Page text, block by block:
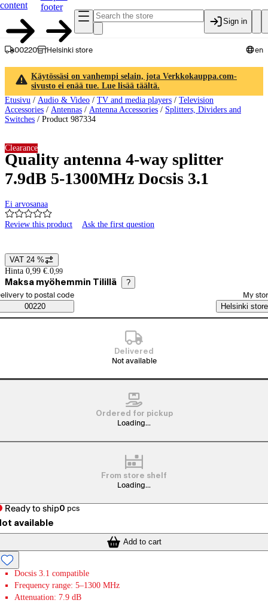
content
footer
Sign in
00220 Helsinki store en
Käytössäsi on vanhempi selain, jota Verkkokauppa.com-
sivusto ei enää tue. Lue lisää täältä.
Etusivu / Audio & Video / TV and media players / Television
Accessories / Antennas / Antenna Accessories / Splitters, Dividers and
Switches / Product 987334
Quality antenna 4-way splitter
7.9dB 5-1300MHz Docsis 3.1
Ei arvosanaa
Review this product Ask the first question
Clearance
Price details
VAT 24 %
Hinta 0,99 €. 0,99
Maksa myöhemmin Tilillä ?
Saatavuustiedot
order method
to postal code
00220
My
Helsinki store
Delivered
Not available
Ordered for pickup
Loading...
From store shelf
Loading...
Ready to ship0 pcs
available
Add to cart
Docsis 3.1 compatible
Frequency range: 5–1300 MHz
Attenuation: 7.9 dB